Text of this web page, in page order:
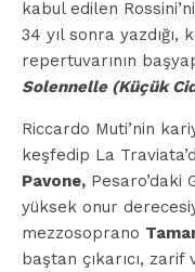
kabul edilen
34 yıl sonra
repertuvarının
Solennelle (Küçük
Riccardo Muti’nin
keşfedip La
Pavone, Pesaro’daki
yüksek onur
mezzosoprano
baştan çıkarıcı,